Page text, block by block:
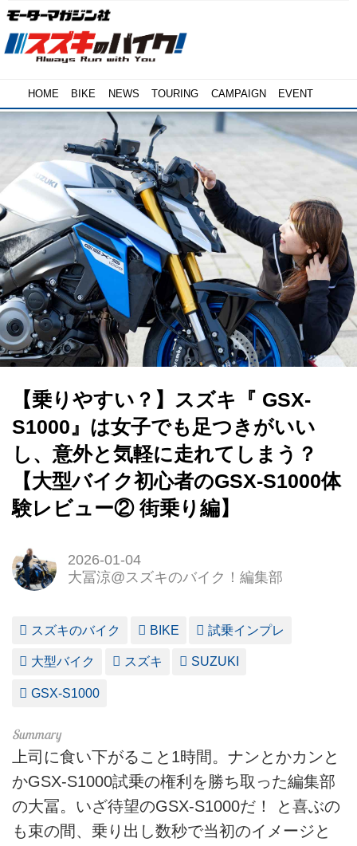
HOME BIKE NEWS TOURING CAMPAIGN EVENT
【乗りやすい？】スズキ『 GSX-
S1000』は女子でも足つきがいい
し、意外と気軽に走れてしまう？
【大型バイク初心者のGSX-S1000体
験レビュー② 街乗り編】
2026-01-04
大冨涼@スズキのバイク！編集部
スズキのバイク BIKE 試乗インプレ
大型バイク スズキ SUZUKI
GSX-S1000
上司に食い下がること1時間。ナンとかカンと
かGSX-S1000試乗の権利を勝ち取った編集部
の大冨。いざ待望のGSX-S1000だ！ と喜ぶの
も束の間、乗り出し数秒で当初のイメージと